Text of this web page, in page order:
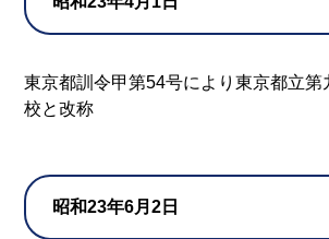
東京都訓令甲第54号により東京都立第
校と改称
昭和23年6月2日